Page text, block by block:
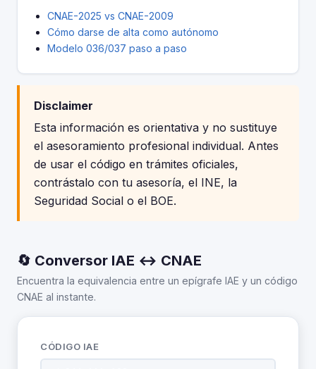
CNAE-2025 vs CNAE-2009
Cómo darse de alta como autónomo
Modelo 036/037 paso a paso
Disclaimer
Esta información es orientativa y no sustituye
el asesoramiento profesional individual. Antes
de usar el código en trámites oficiales,
contrástalo con tu asesoría, el INE, la
Seguridad Social o el BOE.
🔄 Conversor IAE ↔ CNAE
Encuentra la equivalencia entre un epígrafe IAE y un código
CNAE al instante.
CÓDIGO IAE